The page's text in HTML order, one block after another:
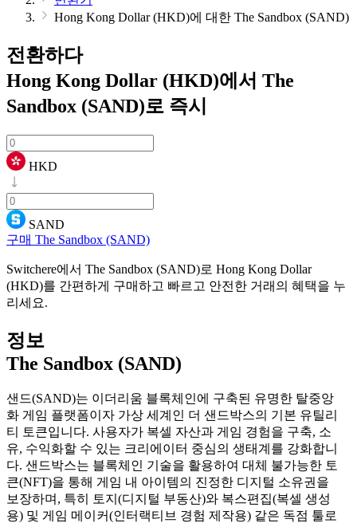
Hong Kong Dollar (HKD)에 대한 The Sandbox (SAND)
전환하다
Hong Kong Dollar (HKD)에서 The
Sandbox (SAND)로 즉시
HKD
SAND
구매 The Sandbox (SAND)
Switchere에서 The Sandbox (SAND)로 Hong Kong Dollar
(HKD)를 간편하게 구매하고 빠르고 안전한 거래의 혜택을 누
리세요.
정보
The Sandbox (SAND)
샌드(SAND)는 이더리움 블록체인에 구축된 유명한 탈중앙
화 게임 플랫폼이자 가상 세계인 더 샌드박스의 기본 유틸리
티 토큰입니다. 사용자가 복셀 자산과 게임 경험을 구축, 소
유, 수익화할 수 있는 크리에이터 중심의 생태계를 강화합니
다. 샌드박스는 블록체인 기술을 활용하여 대체 불가능한 토
큰(NFT)을 통해 게임 내 아이템의 진정한 디지털 소유권을
보장하며, 특히 토지(디지털 부동산)와 복스편집(복셀 생성
용) 및 게임 메이커(인터랙티브 경험 제작용) 같은 독점 툴로